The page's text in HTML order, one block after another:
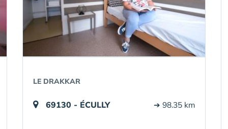
LE DRAKKAR
69130 - ÉCULLY ➔ 98.35 km